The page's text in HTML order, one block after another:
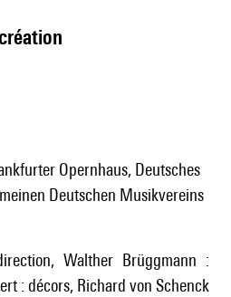
Deutschen Musikvereins
: décors, Richard von Schenck